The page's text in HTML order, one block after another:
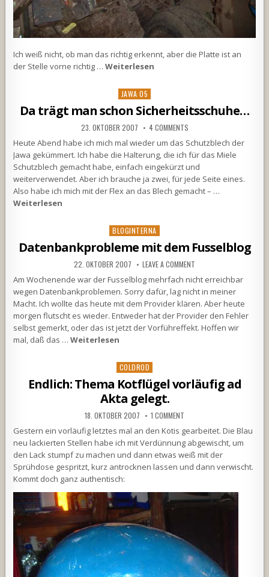
Ich weiß nicht, ob man das richtig erkennt, aber die Platte ist an
der Stelle vorne richtig …Weiterlesen
Posted
JAWA 05
Da trägt man schon Sicherheitsschuhe…
23. OKTOBER 2007 4 COMMENTS
Heute Abend habe ich mich mal wieder um das Schutzblech der
Jawa gekümmert. Ich habe die Halterung, die ich für das Miele
Schutzblech gemacht habe, einfach eingekürzt und
weiterverwendet. Aber ich brauche ja zwei, für jede Seite eines.
Also habe ich mich mit der Flex an das Blech gemacht – …
Weiterlesen
Posted
in
BLOGINTERNA
Datenbankprobleme mit dem Fusselblog
22. OKTOBER 2007 LEAVE A COMMENT
Am Wochenende war der Fusselblog mehrfach nicht erreichbar
wegen Datenbankproblemen. Sorry dafür, lag nicht in meiner
Macht. Ich wollte das heute mit dem Provider klären. Aber heute
morgen flutscht es wieder. Entweder hat der Provider den Fehler
selbst gemerkt, oder das ist jetzt der Vorführeffekt. Hoffen wir
mal, daß das …Weiterlesen
Posted
in
COLDROD
Endlich: Thema Kotflügel vorläufig ad
Akta gelegt.
18. OKTOBER 2007 1 COMMENT
Gestern ein vorläufig letztes mal an den Kotis gearbeitet. Die Blau
neu lackierten Stellen habe ich mit Verdünnung abgewischt, um
den Lack stumpf zu machen und dann etwas weiß mit der
Sprühdose gespritzt, kurz antrocknen lassen und dann verwischt.
Kommt doch ganz authentisch: